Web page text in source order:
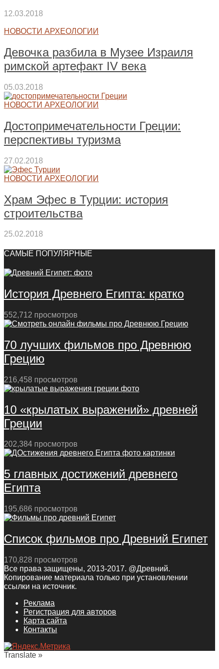
12.03.2018
НОВОСТИ АРХЕОЛОГИИ
Девочка разбила в Музее Израиля
римской артефакт IV века
05.03.2018
НОВОСТИ АРХЕОЛОГИИ
Достопримечательности Греции:
перспективы туризма
27.02.2018
НОВОСТИ АРХЕОЛОГИИ
Храм Эфес в Турции: история
строительства
25.02.2018
САМЫЕ ПОПУЛЯРНЫЕ
История Древнего Египта: кратко
552,712 просмотров
70 лучших фильмов про Древнюю
Грецию
216,458 просмотров
10 «крылатых выражений» древней
Греции
202,384 просмотров
5 главных достижений древнего
Египта
195,686 просмотров
Список фильмов про Древний Египет
170,828 просмотров
Все права защищены, 2013-2017. @Древний.
Копирование материала только при установлении
ссылки на источник.
Реклама
Регистрация для авторов
Карта сайта
Контакты
Translate »